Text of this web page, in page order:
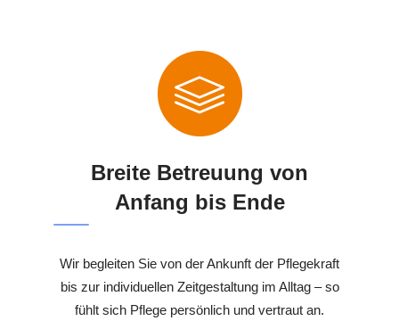
Breite Betreuung von
Anfang bis Ende
Wir begleiten Sie von der Ankunft der Pflegekraft
bis zur individuellen Zeitgestaltung im Alltag – so
fühlt sich Pflege persönlich und vertraut an.